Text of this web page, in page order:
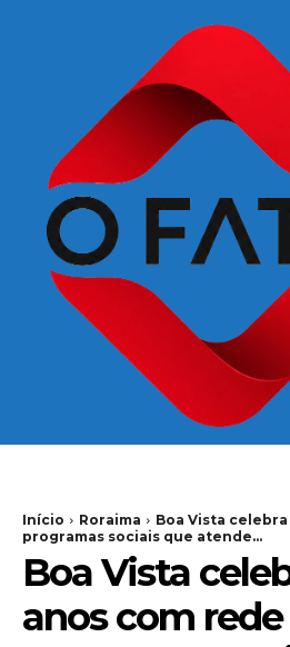
Início Roraima
Boa Vista
programas sociais que atende...
Boa Vista
anos com